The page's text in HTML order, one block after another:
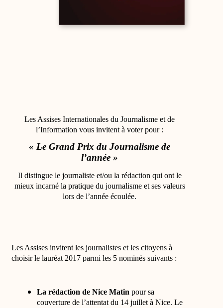
Les Assises Internationales du Journalisme et de
l’Information vous invitent à voter pour :
« Le Grand Prix du Journalisme de
l’année »
Il distingue le journaliste et/ou la rédaction qui ont le
mieux incarné la pratique du journalisme et ses valeurs
lors de l’année écoulée.
Les Assises invitent les journalistes et les citoyens à
choisir le lauréat 2017 parmi les 5 nominés suivants :
La rédaction de Nice Matin pour sa
couverture de l’attentat du 14 juillet à Nice. Le